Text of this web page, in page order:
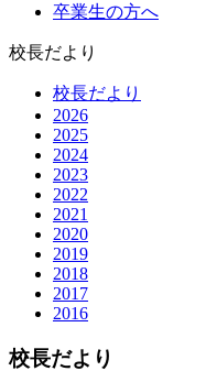
卒業生の方へ
校長だより
校長だより
2026
2025
2024
2023
2022
2021
2020
2019
2018
2017
2016
校長だより